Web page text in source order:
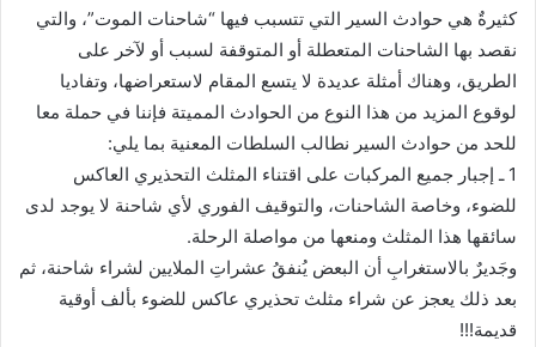
كثيرةٌ هي حوادث السير التي تتسبب فيها “شاحنات الموت”، والتي
نقصد بها الشاحنات المتعطلة أو المتوقفة لسبب أو لآخر على
الطريق، وهناك أمثلة عديدة لا يتسع المقام لاستعراضها، وتفاديا
لوقوع المزيد من هذا النوع من الحوادث المميتة فإننا في حملة معا
للحد من حوادث السير نطالب السلطات المعنية بما يلي:
1 ـ إجبار جميع المركبات على اقتناء المثلث التحذيري العاكس
للضوء، وخاصة الشاحنات، والتوقيف الفوري لأي شاحنة لا يوجد لدى
سائقها هذا المثلث ومنعها من مواصلة الرحلة.
وجَديرٌ بالاستغرابِ أن البعض يُنفقُ عشراتِ الملايين لشراء شاحنة، ثم
بعد ذلك يعجز عن شراء مثلث تحذيري عاكس للضوء بألف أوقية
قديمة!!!